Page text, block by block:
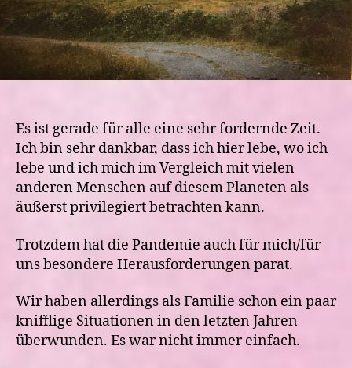
Es ist gerade für alle eine sehr fordernde Zeit.
Ich bin sehr dankbar, dass ich hier lebe, wo ich
lebe und ich mich im Vergleich mit vielen
anderen Menschen auf diesem Planeten als
äußerst privilegiert betrachten kann.
Trotzdem hat die Pandemie auch für mich/für
uns besondere Herausforderungen parat.
Wir haben allerdings als Familie schon ein paar
knifflige Situationen in den letzten Jahren
überwunden. Es war nicht immer einfach.